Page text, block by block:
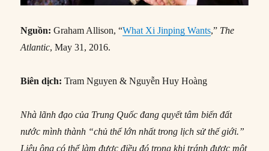
Nguồn: Graham Allison, “What Xi Jinping Wants,” The
Atlantic, May 31, 2016.
Biên dịch: Tram Nguyen & Nguyễn Huy Hoàng
Nhà lãnh đạo của Trung Quốc đang quyết tâm biến đất
nước mình thành “chủ thể lớn nhất trong lịch sử thế giới.”
Liệu ông có thể làm được điều đó trong khi tránh được một